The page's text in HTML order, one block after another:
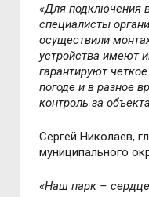
«Для подключения
специалисты
осуществили
устройства имеют
гарантируют
погоде и в разное
контроль за
Сергей Николаев,
муниципального
«Наш парк –